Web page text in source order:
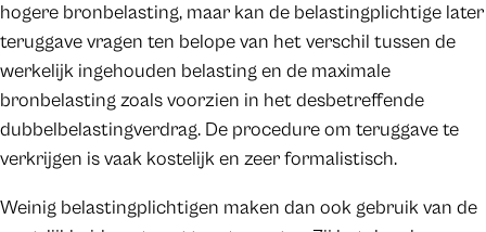
hogere bronbelasting, maar kan de belastingplichtige later
teruggave vragen ten belope van het verschil tussen de
werkelijk ingehouden belasting en de maximale
bronbelasting zoals voorzien in het desbetreffende
dubbelbelastingverdrag. De procedure om teruggave te
verkrijgen is vaak kostelijk en zeer formalistisch.
Weinig belastingplichtigen maken dan ook gebruik van de